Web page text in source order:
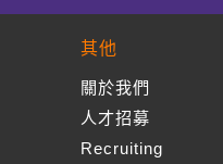
其他
關於我們
人才招募
Recruiting